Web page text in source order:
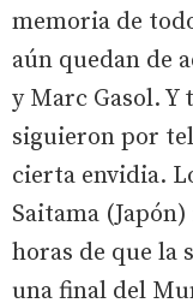
memoria de
aún quedan de
y Marc Gasol. Y
siguieron por
cierta envidia.
Saitama
horas de que la
una final del